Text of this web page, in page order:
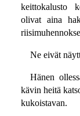
keittokalusto
olivat aina
Ne eivät
Hänen
kävin heitä
kukoistavan.